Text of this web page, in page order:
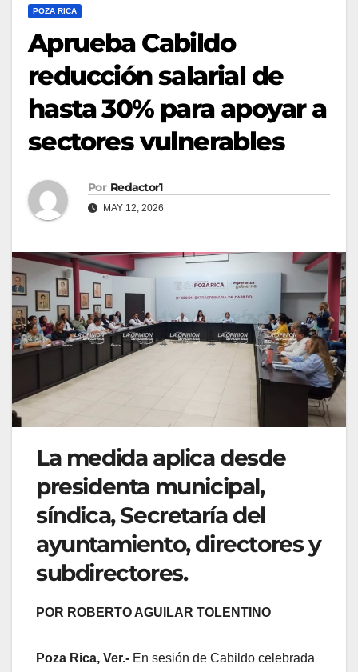
POZA RICA
Aprueba Cabildo
reducción salarial de
hasta 30% para apoyar a
sectores vulnerables
Por Redactor1
MAY 12, 2026
La medida aplica desde
presidenta municipal,
síndica, Secretaría del
ayuntamiento, directores y
subdirectores.
POR ROBERTO AGUILAR TOLENTINO
Poza Rica, Ver.- En sesión de Cabildo celebrada